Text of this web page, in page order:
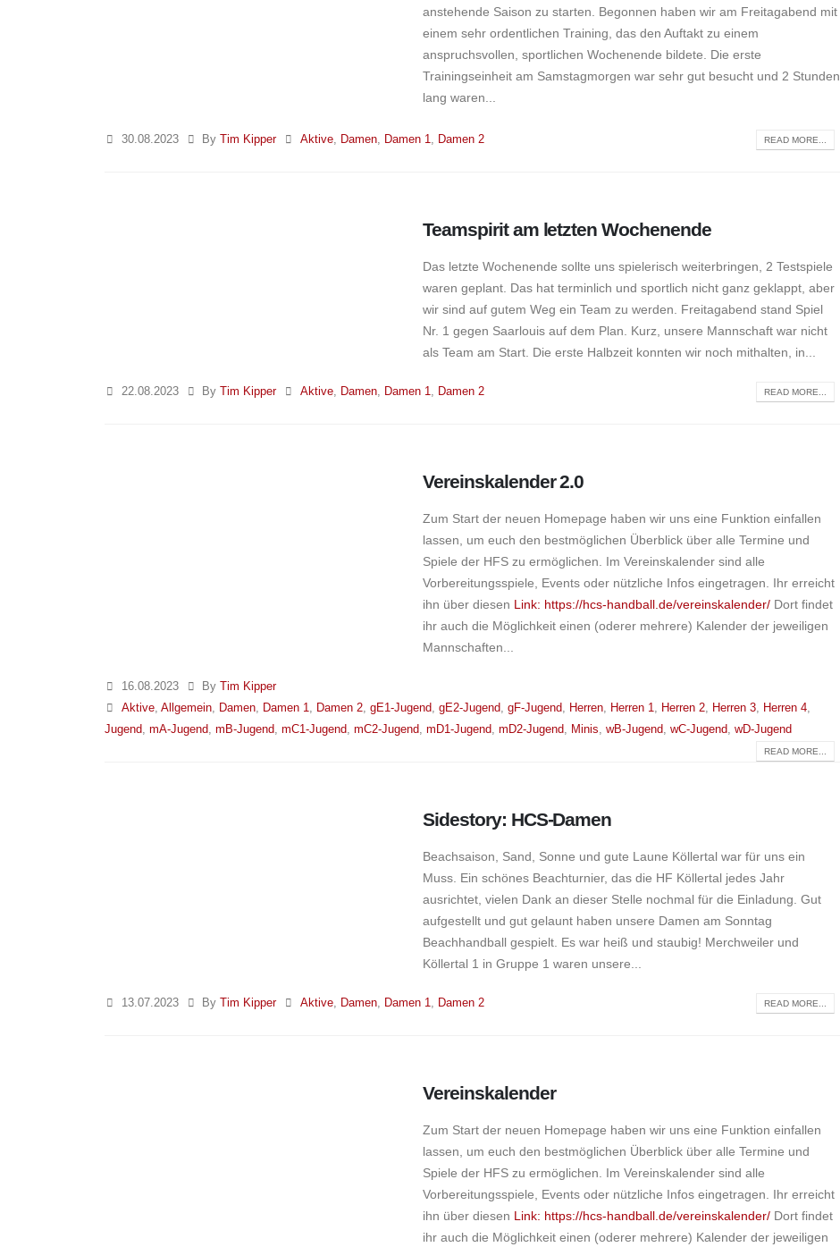
anstehende Saison zu starten. Begonnen haben wir am Freitagabend mit
einem sehr ordentlichen Training, das den Auftakt zu einem
anspruchsvollen, sportlichen Wochenende bildete. Die erste
Trainingseinheit am Samstagmorgen war sehr gut besucht und 2 Stunden
lang waren...
30.08.2023 ByTim Kipper Aktive, Damen, Damen 1 Damen 2 READ MORE...
Teamspirit am letzten Wochenende
Das letzte Wochenende sollte uns spielerisch weiterbringen, 2 Testspiele
waren geplant. Das hat terminlich und sportlich nicht ganz geklappt, aber
wir sind auf gutem Weg ein Team zu werden. Freitagabend stand Spiel
Nr. 1 gegen Saarlouis auf dem Plan. Kurz, unsere Mannschaft war nicht
als Team am Start. Die erste Halbzeit konnten wir noch mithalten, in...
22.08.2023 ByTim Kipper Aktive, Damen, Damen 1 Damen 2 READ MORE...
Vereinskalender 2.0
Zum Start der neuen Homepage haben wir uns eine Funktion einfallen
lassen, um euch den bestmöglichen Überblick über alle Termine und
Spiele der HFS zu ermöglichen. Im Vereinskalender sind alle
Vorbereitungsspiele, Events oder nützliche Infos eingetragen. Ihr erreicht
ihn über diesen Link: https://hcs-handball.de/vereinskalender/ Dort findet
ihr auch die Möglichkeit einen (oderer mehrere) Kalender der jeweiligen
Mannschaften...
16.08.2023 ByTim Kipper
Aktive, Allgemein, Damen, Damen 1 Damen 2, gE1-Jugend gE2-Jugend gF-Jugend Herren, Herren 1 Herren 2, Herren 3, Herren 4,
Jugend
mA-Jugend mB-Jugend mC1-Jugend mC2-Jugend mD1-Jugend mD2-Jugend Minis wB-Jugend wC-Jugend wD-Jugend
READ MORE...
Sidestory: HCS-Damen
Beachsaison, Sand, Sonne und gute Laune Köllertal war für uns ein
Muss. Ein schönes Beachturnier, das die HF Köllertal jedes Jahr
ausrichtet, vielen Dank an dieser Stelle nochmal für die Einladung. Gut
aufgestellt und gut gelaunt haben unsere Damen am Sonntag
Beachhandball gespielt. Es war heiß und staubig! Merchweiler und
Köllertal 1 in Gruppe 1 waren unsere...
13.07.2023 ByTim Kipper Aktive, Damen, Damen 1 Damen 2 READ MORE...
Vereinskalender
Zum Start der neuen Homepage haben wir uns eine Funktion einfallen
lassen, um euch den bestmöglichen Überblick über alle Termine und
Spiele der HFS zu ermöglichen. Im Vereinskalender sind alle
Vorbereitungsspiele, Events oder nützliche Infos eingetragen. Ihr erreicht
ihn über diesen Link: https://hcs-handball.de/vereinskalender/ Dort findet
ihr auch die Möglichkeit einen (oderer mehrere) Kalender der jeweiligen